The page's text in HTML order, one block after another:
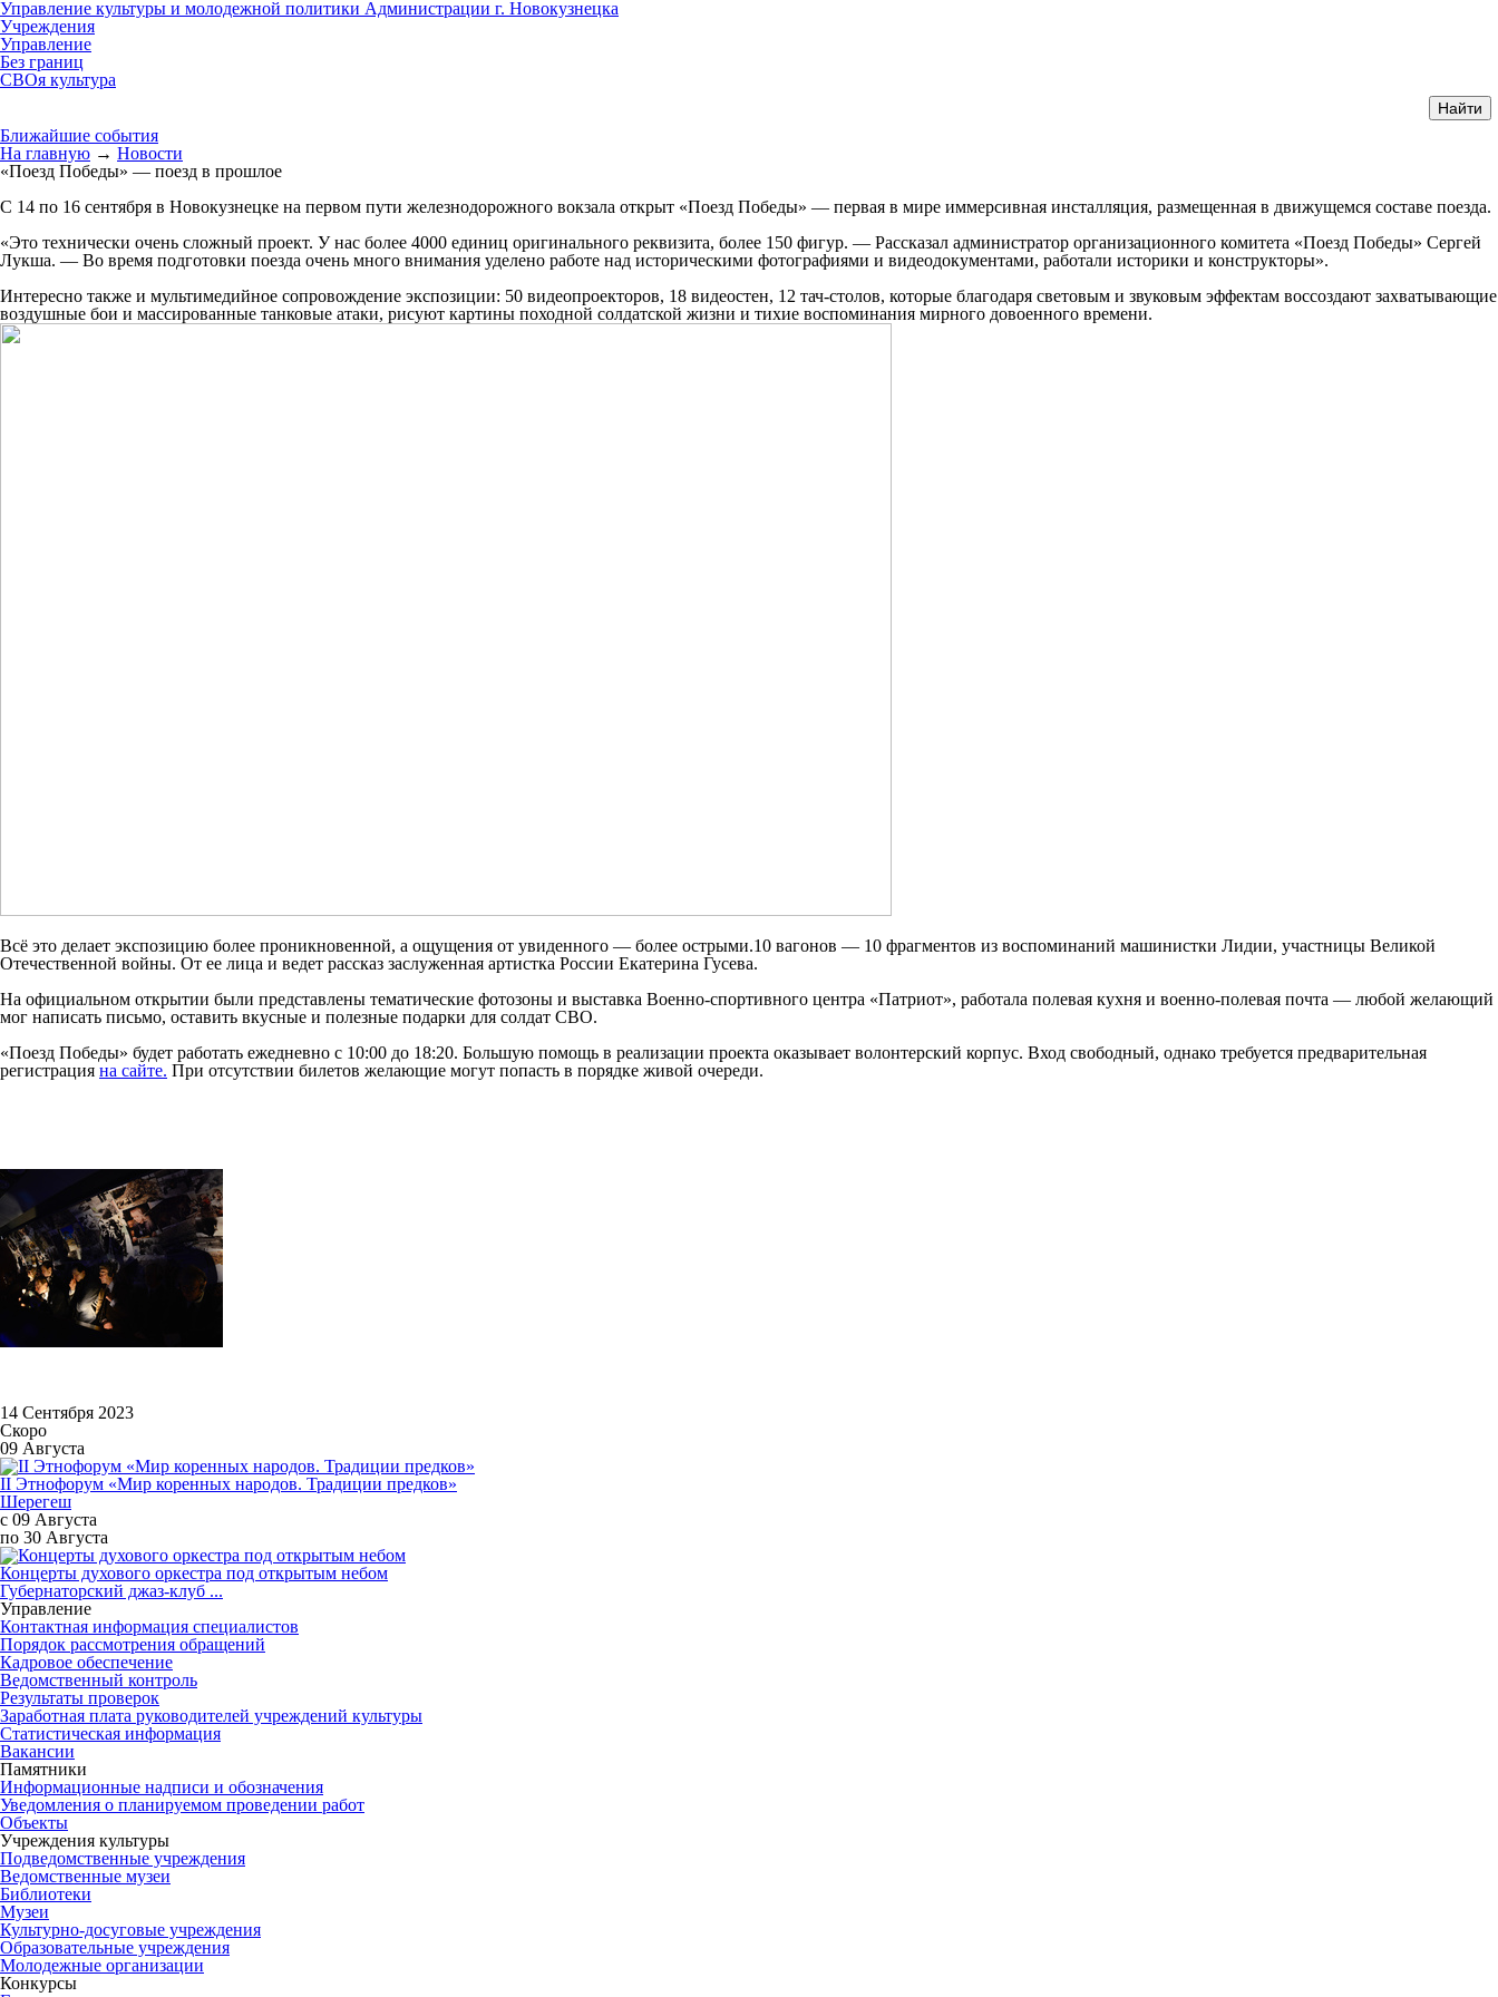
Управление культуры и молодежной политики Администрации г. Новокузнецка
Учреждения
Управление
Без границ
СВОя культура
Ближайшие события
На главную → Новости
«Поезд Победы» — поезд в прошлое
С 14 по 16 сентября в Новокузнецке на первом пути железнодорожного вокзала открыт «Поезд Победы» — первая в мире иммерсивная инсталляция, размещенная в движущемся составе поезда.
«Это технически очень сложный проект. У нас более 4000 единиц оригинального реквизита, более 150 фигур. — Рассказал администратор организационного комитета «Поезд Победы» Сергей
Лукша. — Во время подготовки поезда очень много внимания уделено работе над историческими фотографиями и видеодокументами, работали историки и конструкторы».
Интересно также и мультимедийное сопровождение экспозиции: 50 видеопроекторов, 18 видеостен, 12 тач-столов, которые благодаря световым и звуковым эффектам воссоздают захватывающие
воздушные бои и массированные танковые атаки, рисуют картины походной солдатской жизни и тихие воспоминания мирного довоенного времени.
Всё это делает экспозицию более проникновенной, а ощущения от увиденного — более острыми.10 вагонов — 10 фрагментов из воспоминаний машинистки Лидии, участницы Великой
Отечественной войны. От ее лица и ведет рассказ заслуженная артистка России Екатерина Гусева.
На официальном открытии были представлены тематические фотозоны и выставка Военно-спортивного центра «Патриот», работала полевая кухня и военно-полевая почта — любой желающий
мог написать письмо, оставить вкусные и полезные подарки для солдат СВО.
«Поезд Победы» будет работать ежедневно с 10:00 до 18:20. Большую помощь в реализации проекта оказывает волонтерский корпус. Вход свободный, однако требуется предварительная
регистрация на сайте. При отсутствии билетов желающие могут попасть в порядке живой очереди.
14 Сентября 2023
Скоро
09 Августа
II Этнофорум «Мир коренных народов. Традиции предков»
Шерегеш
с 09 Августа
по 30 Августа
Концерты духового оркестра под открытым небом
Губернаторский джаз-клуб ...
Управление
Контактная информация специалистов
Порядок рассмотрения обращений
Кадровое обеспечение
Ведомственный контроль
Результаты проверок
Заработная плата руководителей учреждений культуры
Статистическая информация
Вакансии
Памятники
Информационные надписи и обозначения
Уведомления о планируемом проведении работ
Объекты
Учреждения культуры
Подведомственные учреждения
Ведомственные музеи
Библиотеки
Музеи
Культурно-досуговые учреждения
Образовательные учреждения
Молодежные организации
Конкурсы